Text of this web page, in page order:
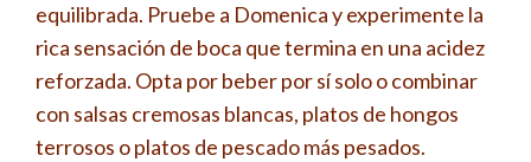
equilibrada. Pruebe a Domenica y experimente la
rica sensación de boca que termina en una acidez
reforzada. Opta por beber por sí solo o combinar
con salsas cremosas blancas, platos de hongos
terrosos o platos de pescado más pesados.